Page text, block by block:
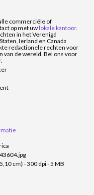
commerciële of
op met uwlokale kantoor.
in het Verenigd
Ierland en Canada
redactionele rechten voor
van de wereld. Bel ons voor
cm) - 300 dpi - 5 MB